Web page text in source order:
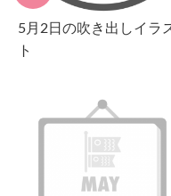
5月2日の吹き出しイラ
ト